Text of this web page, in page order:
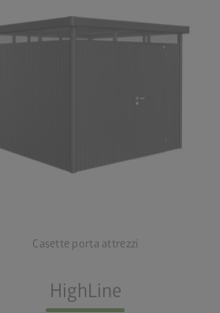
Casette porta attrezzi
HighLine
7 formati
Standard di sicurezza elevatissimi